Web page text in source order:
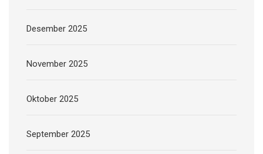
Desember 2025
November 2025
Oktober 2025
September 2025